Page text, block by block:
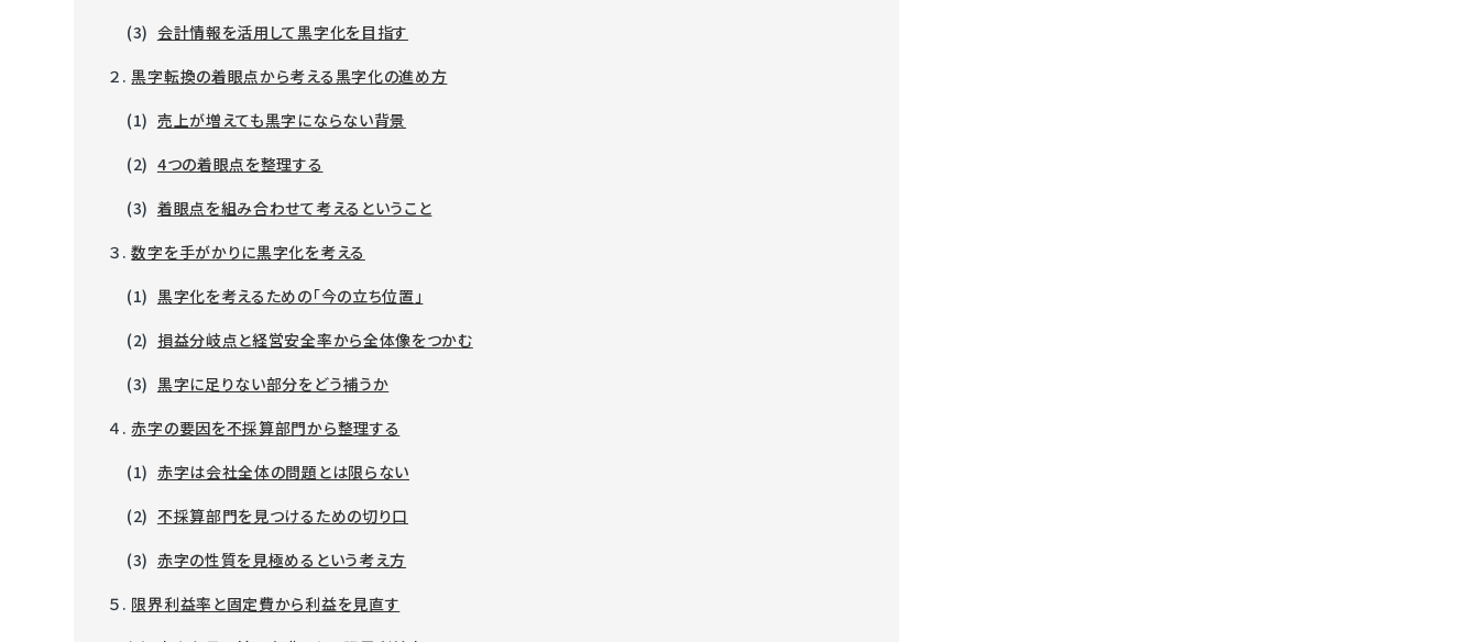
(3) 会計情報を活用して黒字化を目指す
２. 黒字転換の着眼点から考える黒字化の進め方
(1) 売上が増えても黒字にならない背景
(2) 4つの着眼点を整理する
(3) 着眼点を組み合わせて考えるということ
３. 数字を手がかりに黒字化を考える
(1) 黒字化を考えるための「今の立ち位置」
(2) 損益分岐点と経営安全率から全体像をつかむ
(3) 黒字に足りない部分をどう補うか
４. 赤字の要因を不採算部門から整理する
(1) 赤字は会社全体の問題とは限らない
(2) 不採算部門を見つけるための切り口
(3) 赤字の性質を見極めるという考え方
５. 限界利益率と固定費から利益を見直す